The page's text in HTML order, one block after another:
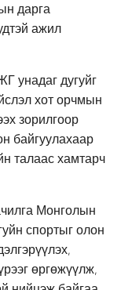
дарга
ажил
унадаг дугуйг
хот орчмын
зорилгоор
байгуулахаар
талаас хамтарч
Монголын
спортыг олон
өргөжүүлж,